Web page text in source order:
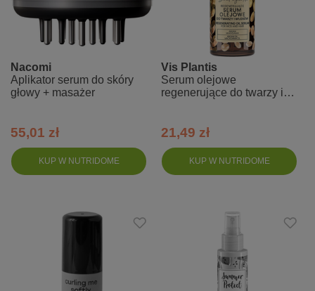
KUP W NUTRIDOME
Nacomi
Aplikator serum do skóry
głowy + masażer
55,01 zł
KUP W NUTRIDOME
Vis Plantis
Serum olejowe
regenerujące do twarzy i
21,49 zł